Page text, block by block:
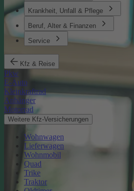
Krankheit, Unfall & Pflege
Beruf, Alter & Finanzen
Service
Kfz & Reise
Pkw
E-Auto
Kleinkraftrad
Anhänger
Motorrad
Weitere Kfz-Versicherungen
Wohnwagen
Lieferwagen
Wohnmobil
Quad
Trike
Traktor